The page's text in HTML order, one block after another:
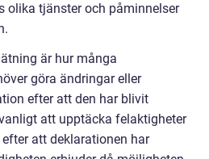
olika tjänster och påminnelser
är hur många
göra ändringar eller
efter att den har blivit
att upptäcka felaktigheter
att deklarationen har